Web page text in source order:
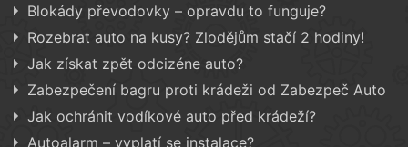
Blokády převodovky – opravdu to funguje?
Rozebrat auto na kusy? Zlodějům stačí 2 hodiny!
Jak získat zpět odcizéne auto?
Zabezpečení bagru proti krádeži od Zabezpeč Auto
Jak ochránit vodíkové auto před krádeží?
Autoalarm – vyplatí se instalace?